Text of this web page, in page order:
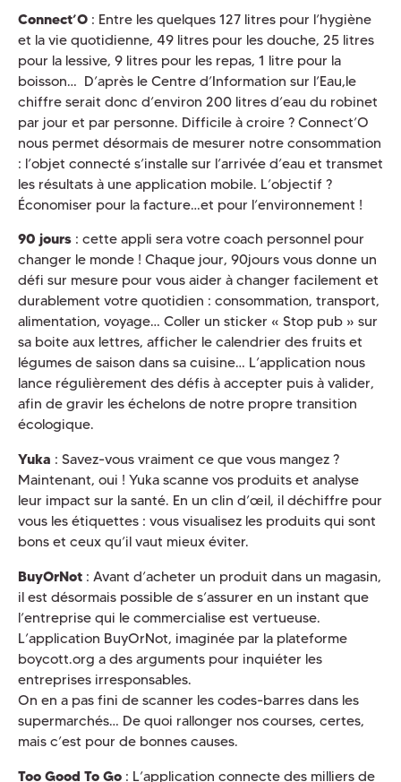
Connect’O : Entre les quelques 127 litres pour l’hygiène
et la vie quotidienne, 49 litres pour les douche, 25 litres
pour la lessive, 9 litres pour les repas, 1 litre pour la
boisson… D’après le Centre d’Information sur l’Eau,le
chiffre serait donc d’environ 200 litres d’eau du robinet
par jour et par personne. Difficile à croire ? Connect’O
nous permet désormais de mesurer notre consommation
: l’objet connecté s’installe sur l’arrivée d’eau et transmet
les résultats à une application mobile. L’objectif ?
Économiser pour la facture…et pour l’environnement !
90 jours : cette appli sera votre coach personnel pour
changer le monde ! Chaque jour, 90jours vous donne un
défi sur mesure pour vous aider à changer facilement et
durablement votre quotidien : consommation, transport,
alimentation, voyage… Coller un sticker « Stop pub » sur
sa boite aux lettres, afficher le calendrier des fruits et
légumes de saison dans sa cuisine… L’application nous
lance régulièrement des défis à accepter puis à valider,
afin de gravir les échelons de notre propre transition
écologique.
Yuka : Savez-vous vraiment ce que vous mangez ?
Maintenant, oui ! Yuka scanne vos produits et analyse
leur impact sur la santé. En un clin d’œil, il déchiffre pour
vous les étiquettes : vous visualisez les produits qui sont
bons et ceux qu’il vaut mieux éviter.
BuyOrNot : Avant d’acheter un produit dans un magasin,
il est désormais possible de s’assurer en un instant que
l’entreprise qui le commercialise est vertueuse.
L’application BuyOrNot, imaginée par la plateforme
boycott.org a des arguments pour inquiéter les
entreprises irresponsables.
On en a pas fini de scanner les codes-barres dans les
supermarchés… De quoi rallonger nos courses, certes,
mais c’est pour de bonnes causes.
Too Good To Go : L’application connecte des milliers de